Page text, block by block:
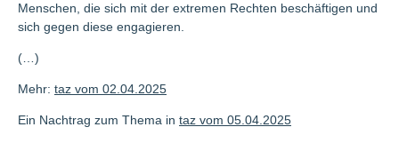
Menschen, die sich mit der extremen Rechten beschäftigen und
sich gegen diese engagieren.
(…)
Mehr: taz vom 02.04.2025
Ein Nachtrag zum Thema in taz vom 05.04.2025